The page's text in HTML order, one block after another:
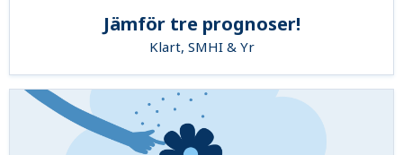
Jämför tre prognoser!
Klart, SMHI & Yr